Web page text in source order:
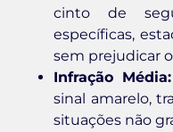
cinto de
específicas,
sem prejudicar
Infração Média:
sinal amarelo,
situações não